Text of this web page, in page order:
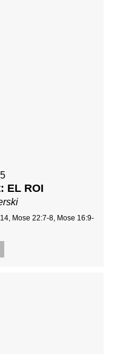
EL ROI
Mose 22:7-8, Mose 16:9-